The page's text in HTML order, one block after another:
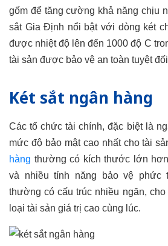
gốm để tăng cường khả năng chịu
sắt Gia Định nổi bật với dòng két
được nhiệt độ lên đến 1000 độ C
tài sản được bảo vệ an toàn tuyệt
Két sắt ngân hàng
Các tổ chức tài chính, đặc biệt là
mức độ bảo mật cao nhất cho tài
hàng thường có kích thước lớn
và nhiều tính năng bảo vệ phức
thường có cấu trúc nhiều ngăn,
loại tài sản giá trị cao cùng lúc.